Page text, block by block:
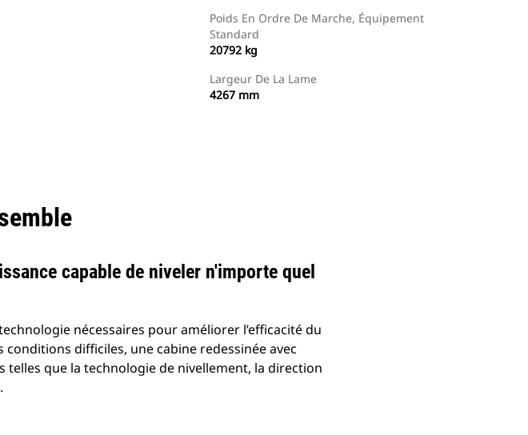
Poids En Ordre De Marche, Équipement
Standard
20792 kg
Largeur De La Lame
4267 mm
capable de niveler n'importe quel
nécessaires pour améliorer l’efficacité du
difficiles, une cabine redessinée avec
que la technologie de nivellement, la direction